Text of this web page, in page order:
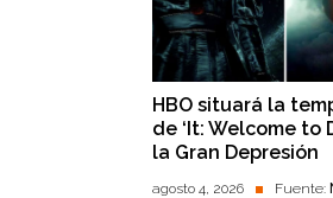
HBO situará la
de ‘It: Welcome to
la Gran Depresión
agosto 4, 2026 Fuente: